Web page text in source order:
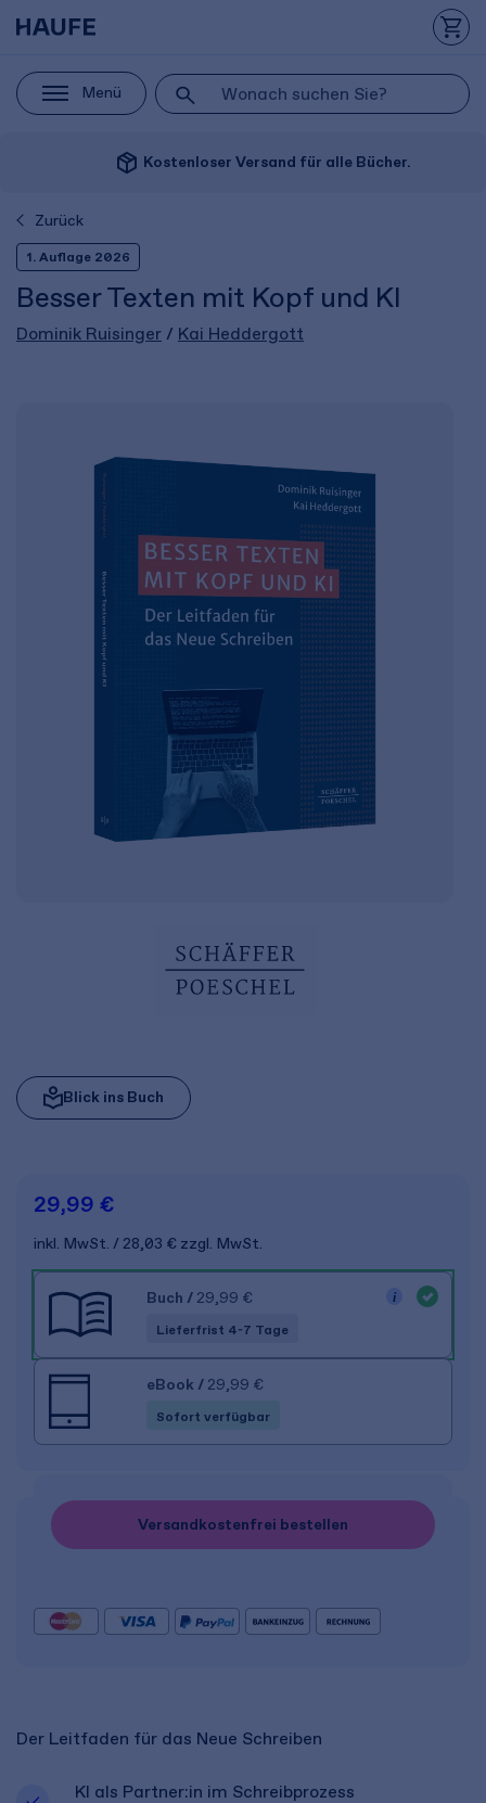
Menü
package_2 Kostenloser Versand für alle Bücher.
Zurück
1. Auflage 2026
Besser Texten mit Kopf und KI
Dominik Ruisinger / Kai Heddergott
Blick ins Buch
Der Leitfaden für das Neue Schreiben
KI als Partner:in im Schreibprozess
29,99 €
inkl. MwSt. 28,03 € zzgl. MwSt.
Buch / 29,99 €
Lieferfrist 4-7 Tage
eBook / 29,99 €
Sofort verfügbar
Versandkostenfrei bestellen